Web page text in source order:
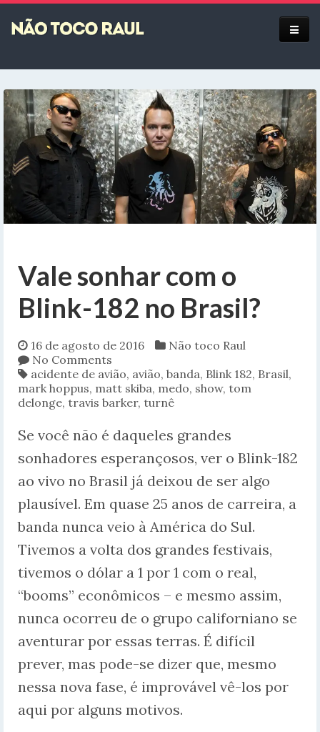
Equipe
Vale sonhar com o
Blink-182 no Brasil?
16 de agosto de 2016
Não toco Raul
No Comments
acidente de avião, avião, banda, Blink 182, Brasil,
mark hoppus, matt skiba, medo, show, tom
delonge, travis barker, turnê
Se você não é daqueles grandes
sonhadores esperançosos, ver o Blink-182
ao vivo no Brasil já deixou de ser algo
plausível. Em quase 25 anos de carreira, a
banda nunca veio à América do Sul.
Tivemos a volta dos grandes festivais,
tivemos o dólar a 1 por 1 com o real,
“booms” econômicos – e mesmo assim,
nunca ocorreu de o grupo californiano se
aventurar por essas terras. É difícil
prever, mas pode-se dizer que, mesmo
nessa nova fase, é improvável vê-los por
aqui por alguns motivos.